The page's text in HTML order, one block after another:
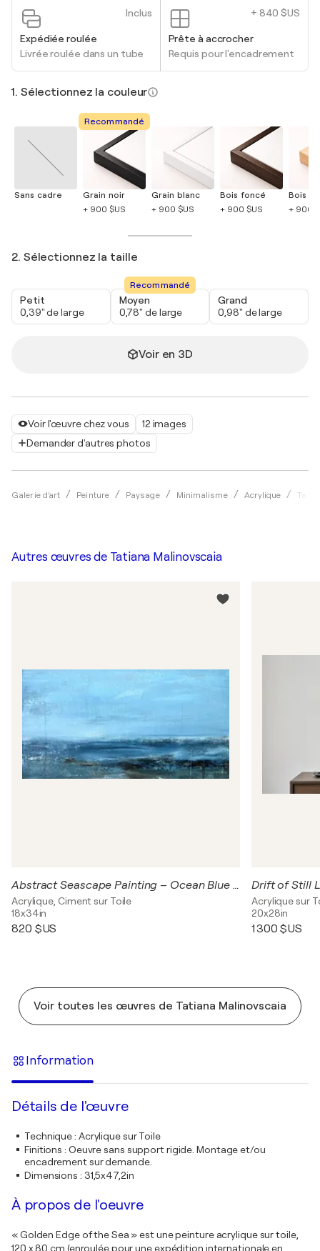
Voir l'œuvre chez vous
12 images
Demander d'autres photos
Galerie d'art Peinture Paysage Minimalisme Acrylique
Inclus
Expédiée roulée
Livrée roulée dans un tube
+ 840 $US
Prête à accrocher
Requis pour l'encadrement
1. Sélectionnez la couleur
Sans cadre
Recommandé
Grain noir
+ 900 $US
Grain blanc
+ 900 $US
Bois foncé
+ 900 $US
Bois
+ 900
2. Sélectionnez la taille
Petit
0,39" de large
Recommandé
Moyen
0,78" de large
Grand
0,98" de large
Voir en 3D
Autres œuvres de Tatiana Malinovscaia
Abstract Seascape Painting – Ocean Blue Acrylic Wall Art on Canvas 86x46cm
Acrylique, Ciment sur Toile
18x34in
820 $US
Acrylique sur
20x28in
1 300 $US
Voir toutes les œuvres de Tatiana Malinovscaia
Information
Détails de l'œuvre
Technique: Acrylique sur Toile
Finitions : Oeuvre sans support rigide. Montage et/ou
encadrement sur demande.
Dimensions : 31,5x47,2in
À propos de l'oeuvre
« Golden Edge of the Sea » est une peinture acrylique sur toile,
120 x 80 cm (enroulée pour une expédition internationale en